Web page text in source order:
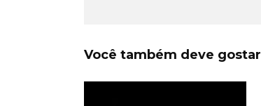
Você também deve gostar